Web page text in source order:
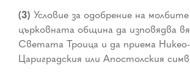
(3) Условие за одобрение на
църковната община да изповядва
Светата Троица и да приема Никео-
Цариградския или Апостолския